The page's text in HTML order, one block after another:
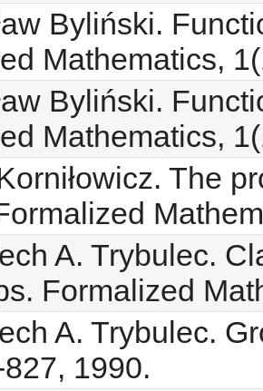
Byliński.
Mathematics,
Byliński.
Mathematics,
The
A. Trybulec.
Formalized
A. Trybulec.
1990.